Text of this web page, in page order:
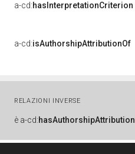
a-cd:hasInterpretationCriterion
a-cd:isAuthorshipAttributionOf
RELAZIONI INVERSE
è a-cd:hasAuthorshipAttribution